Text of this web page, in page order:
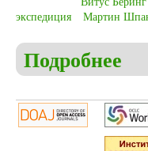
экспедиция
Мартин
Подробнее